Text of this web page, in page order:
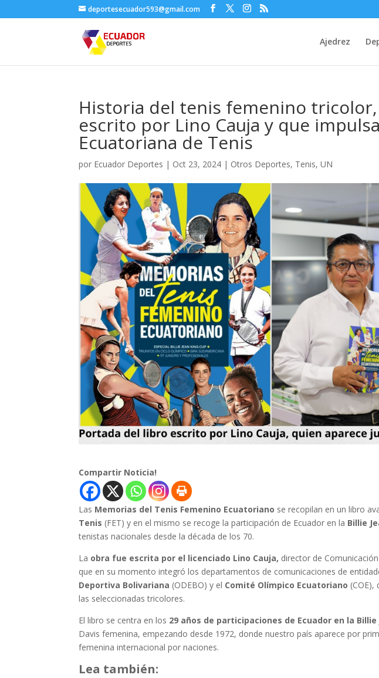
deportesecuador593@gmail.com
Ajedrez
Historia del tenis femenino
escrito por Lino Cauja y que
Ecuatoriana de Tenis
por Ecuador Deportes | Oct 23, 2024 | Otros Deportes, Tenis,UN
Compartir Noticia!
Las Memorias del Tenis Femenino Ecuatoriano se recopilan en un libro
Tenis (FET) y en el mismo se recoge la participación de Ecuador en la Billie
tenistas nacionales desde la década de los 70.
La obra fue escrita por el licenciado Lino Cauja, director de
que en su momento integró los departamentos de comunicaciones de
Deportiva Bolivariana (ODEBO) y el Comité Olímpico Ecuatoriano
las seleccionadas tricolores.
El libro se centra en los 29 años de participaciones de Ecuador en la Billie
Davis femenina, empezando desde 1972, donde nuestro país aparece por
femenina internacional por naciones.
Lea también: